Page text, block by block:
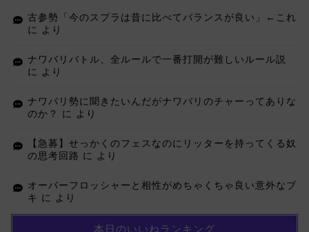
古参勢「今のスプラは昔に比べてバランスが良い」←これ
に
より
ナワバリバトル、全ルールで一番打開が難しいルール説
に
より
ナワバリ勢に聞きたいんだがナワバリのチャーってありな
のか？
に より
【急募】せっかくのフェスなのにリッターを持ってくる奴
の思考回路 に より
オーバーフロッシャーと相性がめちゃくちゃ良い意外なブ
キ に より
本日のいいねランキング